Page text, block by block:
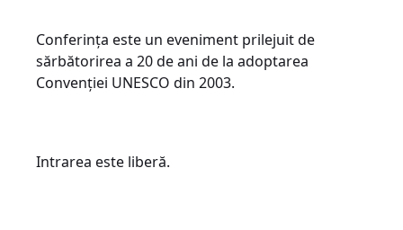
Conferința este un eveniment prilejuit de
sărbătorirea a 20 de ani de la adoptarea
Convenției UNESCO din 2003.
Intrarea este liberă.